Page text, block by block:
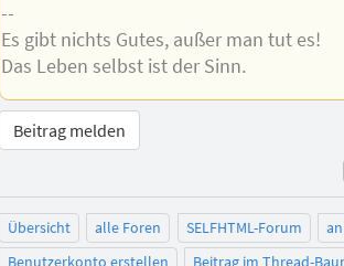
--
Es gibt nichts Gutes, außer man tut es!
Das Leben selbst ist der Sinn.
Beitrag melden
Übersicht alle Foren SELFHTML-Forum
Benutzerkonto erstellen
Beitrag im Thread-